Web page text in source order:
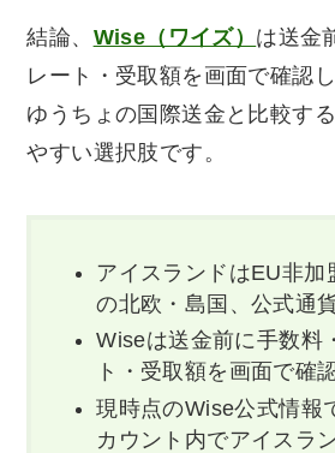
結論、 Wise（ワイズ） は送金
レート・受取額を画面で確認
ゆうちょの国際送金と比較す
やすい選択肢です。
アイスランドはEU非加
の北欧・島国、公式通
Wiseは送金前に手数料
ト・受取額を画面で確
現時点のWise公式情報
カウント内でアイスラ